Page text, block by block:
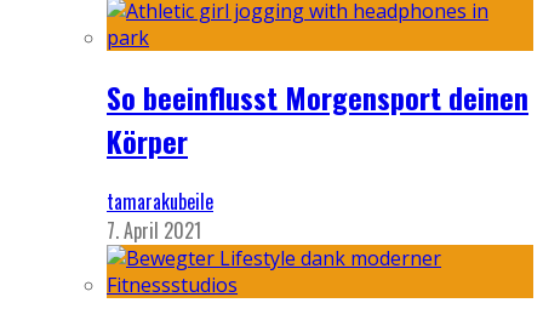
So beeinflusst Morgensport deinen
Körper
tamarakubeile
7. April 2021